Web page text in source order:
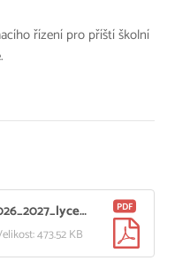
řízení pro příští školní
kriteria_prijimaciho_rizeni_2026_2027_lyceum_2kolo.pdf
473.52 KB
PDF